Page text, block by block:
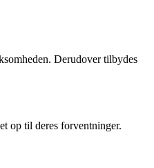
Derudover tilbydes
op til deres forventninger.